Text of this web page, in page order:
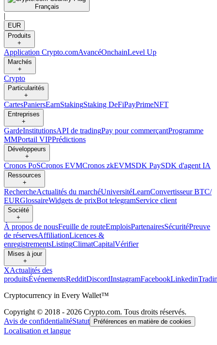
Français
|
EUR
Produits
+
Application Crypto.comAvancéOnchainLevel Up
Marchés
+
Crypto
Particularités
+
CartesPaniersEarnStakingStaking DeFiPayPrimeNFT
Entreprises
+
GardeInstitutionsAPI de tradingPay pour commerçantProgramme
MMPortail VIPPrédictions
Développeurs
+
Cronos PoSCronos EVMCronos zkEVMSDK PaySDK d'agent IA
Ressources
+
RechercheActualités du marchéUniversitéLearnConvertisseur BTC/
EURGlossaireWidgets de prixBot telegramService client
Société
+
À propos de nousFeuille de routeEmploisPartenairesSécuritéPreuve
de réservesAffiliationLicences &
enregistrementsListingClimatCapitalVérifier
Mises à jour
+
XActualités des
produitsÉvénementsRedditDiscordInstagramFacebookLinkedin
Cryptocurrency in Every Wallet™
Copyright © 2018 - 2026 Crypto.com. Tous droits réservés.
Avis de confidentialitéStatut Préférences en matière de cookies
Localisation et langue